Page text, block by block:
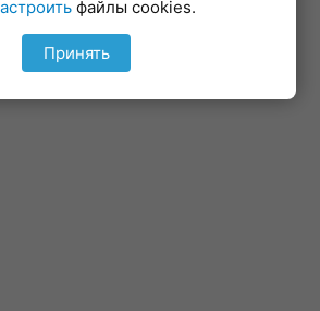
файлы cookies.
Принять